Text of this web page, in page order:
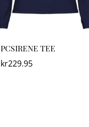
PCSIRENE TEE
kr229.95